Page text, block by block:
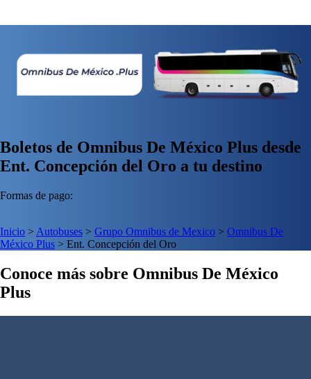
Boletos de Omnibus De México Plus desde
Ent. Concepción del Oro a tu destino
Formas de pago:
Inicio > Autobuses > Grupo Omnibus de Mexico > Omnibus De
México Plus > Ent. Concepción del Oro
Conoce más sobre Omnibus De México
Plus